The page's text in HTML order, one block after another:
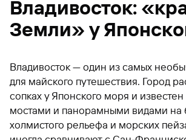
Владивосток:
Земли» у
Владивосток — один из самых
для майского путешествия. Город
сопках у Японского моря и
мостами и панорамными видами на
холмистого рельефа и морских